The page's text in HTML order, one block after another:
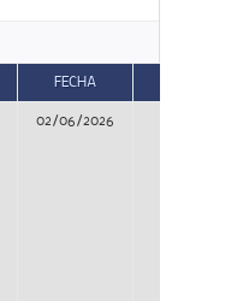
FECHA
02/06/2026